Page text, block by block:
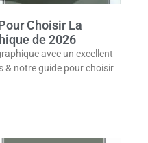
Choisir La
de 2026
avec un excellent
& notre guide pour choisir